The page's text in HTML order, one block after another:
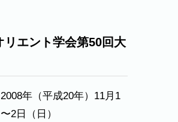
リエント学会第50回大
年（平成20年）11月1
2日（日）